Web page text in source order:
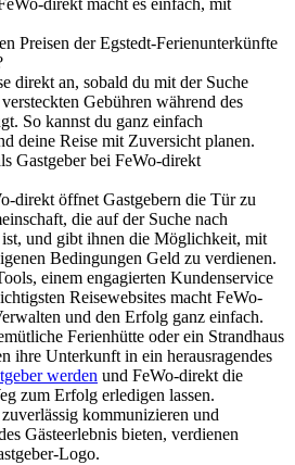
direkt macht es einfach, mit
Preisen der Egstedt-Ferienunterkünfte
direkt an, sobald du mit der Suche
Gebühren während des
So kannst du ganz einfach
deine Reise mit Zuversicht planen.
Gastgeber bei FeWo-direkt
direkt öffnet Gastgebern die Tür zu
die auf der Suche nach
und gibt ihnen die Möglichkeit, mit
Bedingungen Geld zu verdienen.
einem engagierten Kundenservice
Reisewebsites macht FeWo-
und den Erfolg ganz einfach.
Ferienhütte oder ein Strandhaus
ihre Unterkunft in ein herausragendes
werden und FeWo-direkt die
zum Erfolg erledigen lassen.
kommunizieren und
Gästeerlebnis bieten, verdienen
Logo.